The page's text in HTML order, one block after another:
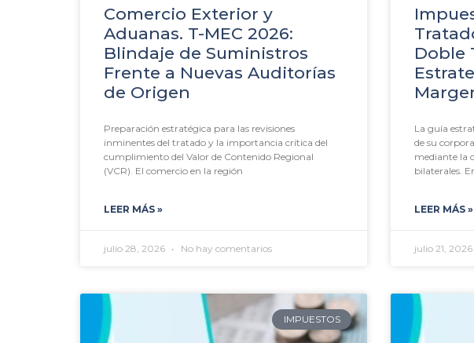
Comercio Exterior y
Aduanas. T-MEC 2026:
Blindaje de Suministros
Frente a Nuevas Auditorías
de Origen
Preparación estratégica para las revisiones
inminentes del tratado y la importancia crítica del
cumplimiento del Valor de Contenido Regional
(VCR). El comercio en la región
LEER MÁS »
julio 28, 2026 No hay comentarios
Doble
La guía
de su
mediante la
bilaterales.
LEER MÁS »
julio 21, 2026
IMPUESTOS